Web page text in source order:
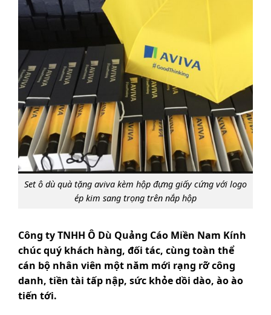
Set ô dù quà tặng aviva kèm hộp đựng giấy cứng với logo
ép kim sang trọng trên nắp hộp
Công ty TNHH Ô Dù Quảng Cáo Miền Nam Kính
chúc quý khách hàng, đối tác, cùng toàn thể
cán bộ nhân viên một năm mới rạng rỡ công
danh, tiền tài tấp nập, sức khỏe dồi dào, ào ào
tiến tới.